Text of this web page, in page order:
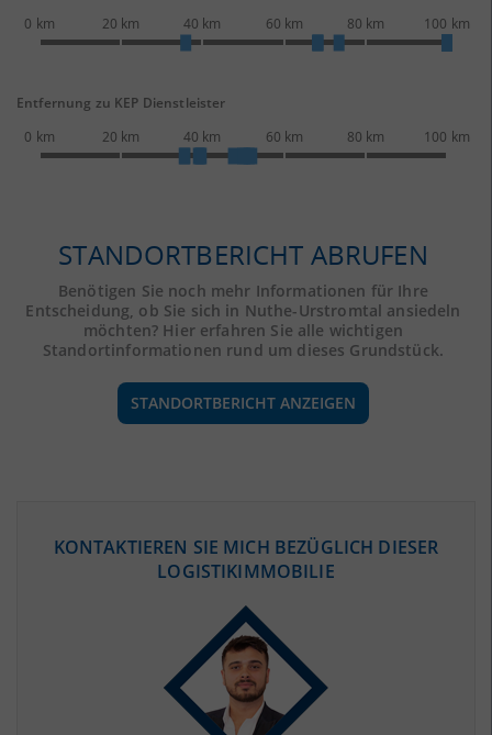
0 km
20 km 40 km 60 km 80 km 100 km
Entfernung zu KEP Dienstleister
0 km
20 km 40 km 60 km 80 km 100 km
STANDORTBERICHT ABRUFEN
Benötigen Sie noch mehr Informationen für Ihre
Entscheidung, ob Sie sich in Nuthe-Urstromtal ansiedeln
möchten? Hier erfahren Sie alle wichtigen
Standortinformationen rund um dieses Grundstück.
STANDORTBERICHT ANZEIGEN
(STAND: 12/2019)
(Landkreis / Kreisfreie Stadt)
KONTAKTIEREN SIE MICH BEZÜGLICH DIESER
LOGISTIKIMMOBILIE